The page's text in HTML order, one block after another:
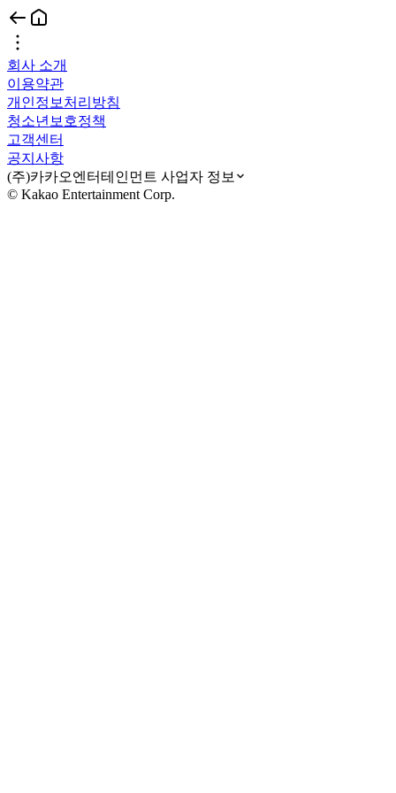
회사 소개
이용약관
개인정보처리방침
청소년보호정책
고객센터
공지사항
(주)카카오엔터테인먼트 사업자 정보
© Kakao Entertainment Corp.